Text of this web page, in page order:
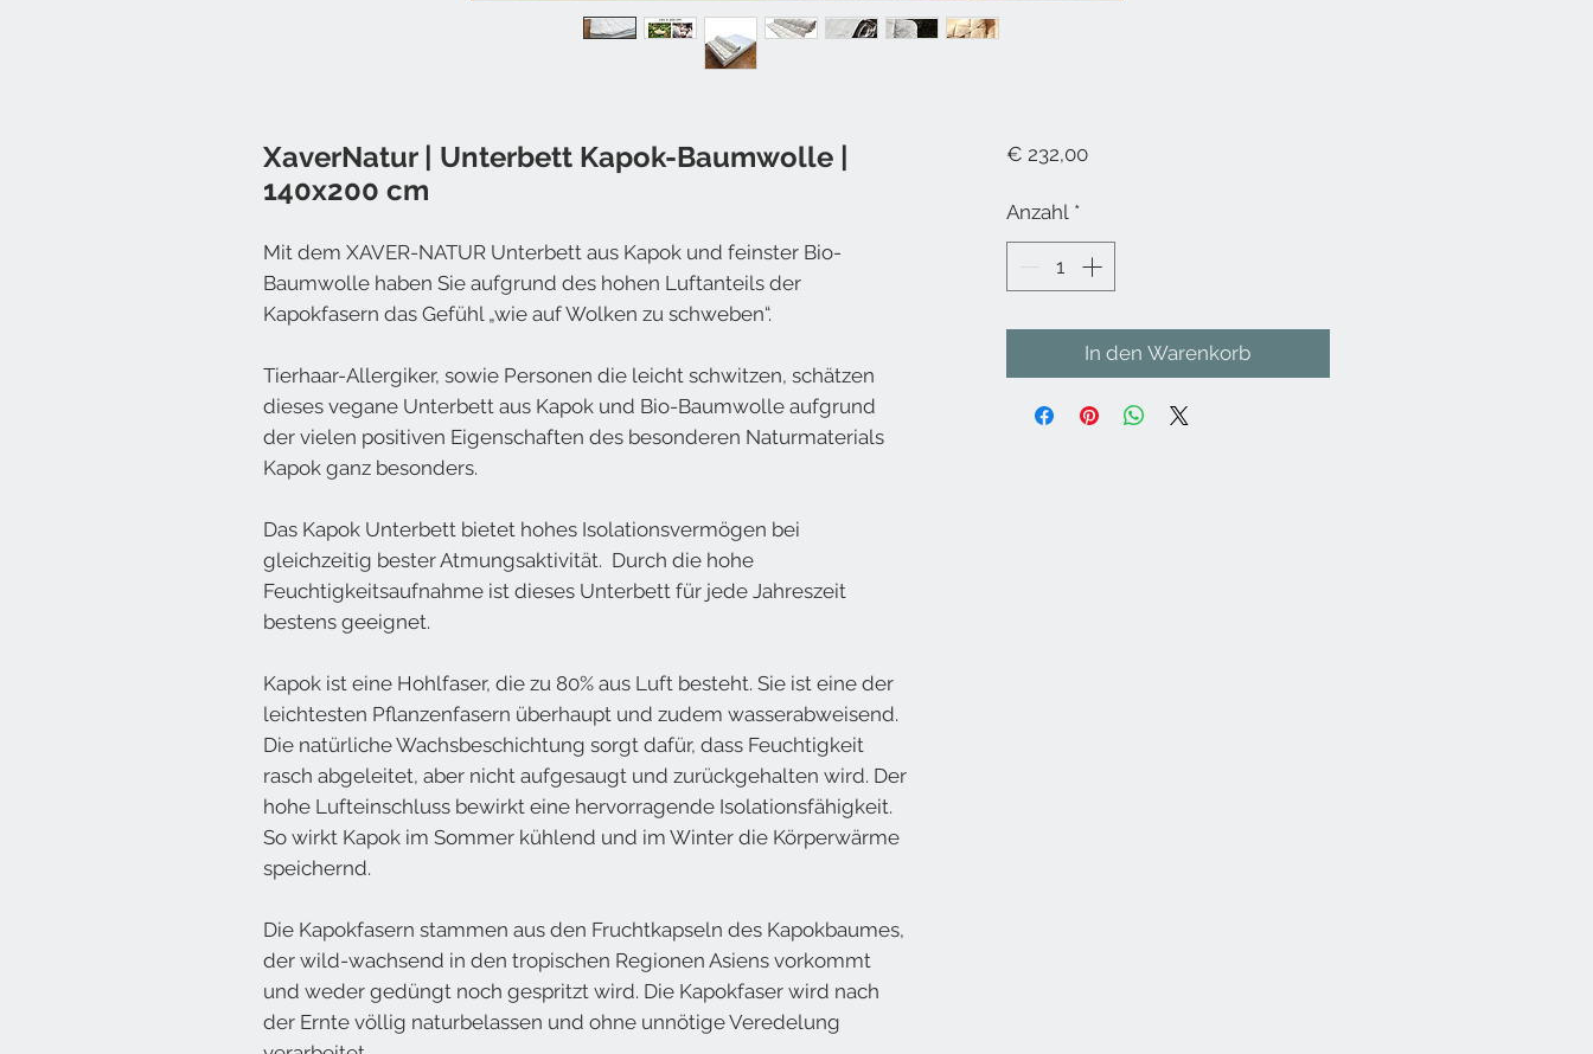
XaverNatur | Unterbett Kapok-Baumwolle |
140x200 cm
Mit dem XAVER-NATUR Unterbett aus Kapok und feinster Bio-
Baumwolle haben Sie aufgrund des hohen Luftanteils der
Kapokfasern das Gefühl „wie auf Wolken zu schweben“.
Tierhaar-Allergiker, sowie Personen die leicht schwitzen, schätzen
dieses vegane Unterbett aus Kapok und Bio-Baumwolle aufgrund
der vielen positiven Eigenschaften des besonderen Naturmaterials
Kapok ganz besonders.
Das Kapok Unterbett bietet hohes Isolationsvermögen bei
gleichzeitig bester Atmungsaktivität. Durch die hohe
Feuchtigkeitsaufnahme ist dieses Unterbett für jede Jahreszeit
bestens geeignet.
Kapok ist eine Hohlfaser, die zu 80% aus Luft besteht. Sie ist eine der
leichtesten Pflanzenfasern überhaupt und zudem wasserabweisend.
Die natürliche Wachsbeschichtung sorgt dafür, dass Feuchtigkeit
rasch abgeleitet, aber nicht aufgesaugt und zurückgehalten wird. Der
hohe Lufteinschluss bewirkt eine hervorragende Isolationsfähigkeit.
So wirkt Kapok im Sommer kühlend und im Winter die Körperwärme
speichernd.
Die Kapokfasern stammen aus den Fruchtkapseln des Kapokbaumes,
der wild-wachsend in den tropischen Regionen Asiens vorkommt
und weder gedüngt noch gespritzt wird. Die Kapokfaser wird nach
der Ernte völlig naturbelassen und ohne unnötige Veredelung
€ 232,00Preis
Anzahl *
In den Warenkorb